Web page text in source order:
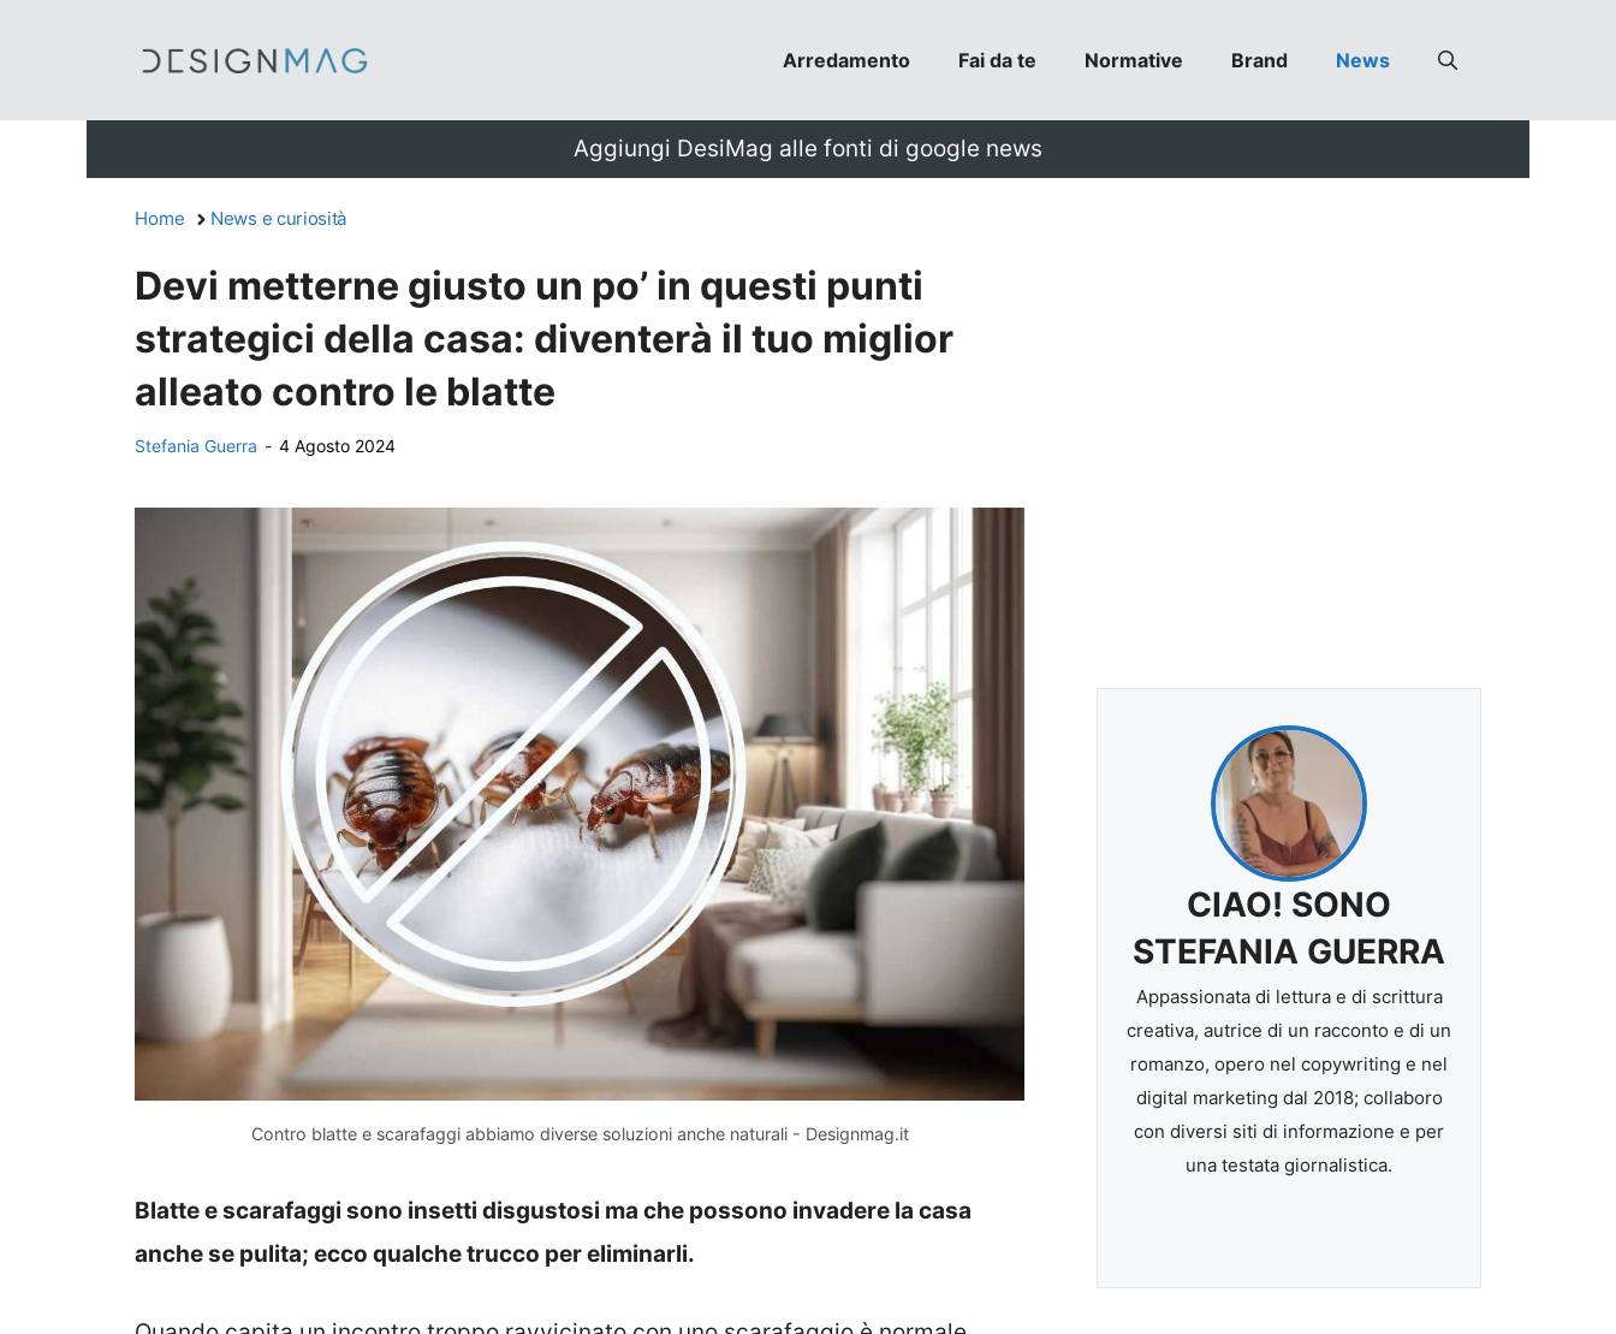
Arredamento Fai da te Normative Brand News
Aggiungi DesiMag alle fonti di google news
Home News e curiosità
Devi metterne giusto un po’ in questi punti
strategici della casa: diventerà il tuo miglior
alleato contro le blatte
Stefania Guerra - 4 Agosto 2024
Contro blatte e scarafaggi abbiamo diverse soluzioni anche naturali - Designmag.it
Blatte e scarafaggi sono insetti disgustosi ma che possono invadere la casa
anche se pulita; ecco qualche trucco per eliminarli.
CIAO! SONO
STEFANIA GUERRA
Appassionata di lettura e di scrittura
creativa, autrice di un racconto e di un
romanzo, opero nel copywriting e nel
digital marketing dal 2018; collaboro
con diversi siti di informazione e per
una testata giornalistica.